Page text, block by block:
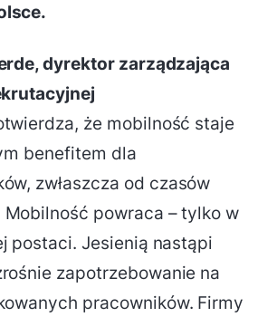
dyrektor zarządzająca
że mobilność staje
benefitem dla
zwłaszcza od czasów
Mobilność powraca – tylko w
postaci. Jesienią nastąpi
zapotrzebowanie na
pracowników. Firmy